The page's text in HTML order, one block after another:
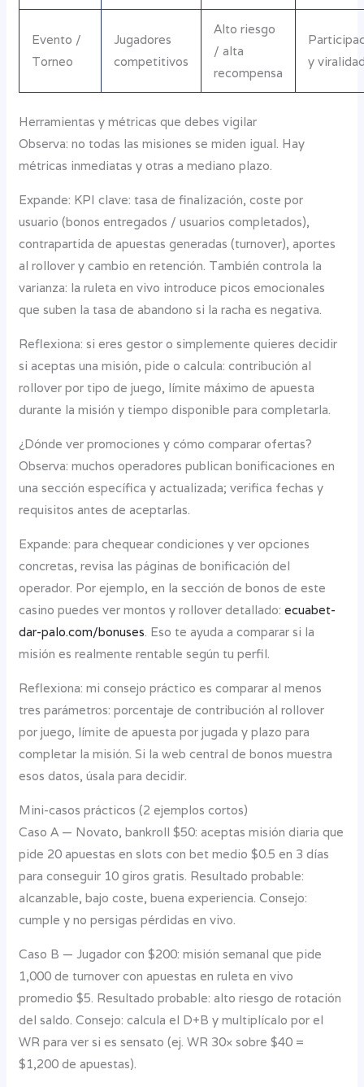
Evento /
Torneo
Jugadores
competitivos
Alto riesgo
/ alta
recompensa
y
Herramientas y métricas que debes vigilar
Observa: no todas las misiones se miden igual. Hay
métricas inmediatas y otras a mediano plazo.
Expande: KPI clave: tasa de finalización, coste por
usuario (bonos entregados / usuarios completados),
contrapartida de apuestas generadas (turnover), aportes
al rollover y cambio en retención. También controla la
varianza: la ruleta en vivo introduce picos emocionales
que suben la tasa de abandono si la racha es negativa.
Reflexiona: si eres gestor o simplemente quieres decidir
si aceptas una misión, pide o calcula: contribución al
rollover por tipo de juego, límite máximo de apuesta
durante la misión y tiempo disponible para completarla.
¿Dónde ver promociones y cómo comparar ofertas?
Observa: muchos operadores publican bonificaciones en
una sección específica y actualizada; verifica fechas y
requisitos antes de aceptarlas.
Expande: para chequear condiciones y ver opciones
concretas, revisa las páginas de bonificación del
operador. Por ejemplo, en la sección de bonos de este
casino puedes ver montos y rollover detallado:ecuabet-
dar-palo.com/bonuses. Eso te ayuda a comparar si la
misión es realmente rentable según tu perfil.
Reflexiona: mi consejo práctico es comparar al menos
tres parámetros: porcentaje de contribución al rollover
por juego, límite de apuesta por jugada y plazo para
completar la misión. Si la web central de bonos muestra
esos datos, úsala para decidir.
Mini-casos prácticos (2 ejemplos cortos)
Caso A — Novato, bankroll $50: aceptas misión diaria que
pide 20 apuestas en slots con bet medio $0.5 en 3 días
para conseguir 10 giros gratis. Resultado probable:
alcanzable, bajo coste, buena experiencia. Consejo:
cumple y no persigas pérdidas en vivo.
Caso B — Jugador con $200: misión semanal que pide
1,000 de turnover con apuestas en ruleta en vivo
promedio $5. Resultado probable: alto riesgo de rotación
del saldo. Consejo: calcula el D+B y multiplícalo por el
WR para ver si es sensato (ej. WR 30× sobre $40 =
$1,200 de apuestas).